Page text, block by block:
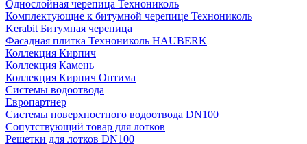
Однослойная черепица Технониколь
Комплектующие к битумной черепице Технониколь
Kerabit Битумная черепица
Фасадная плитка Технониколь HAUBERK
Кол​лекция Кирпич
Кол​лекция Камень
Коллекция Кирпич Оптима
Системы водоотвода
Европартнер
Системы поверхностного водоотвода DN100
Сопутствующий товар для лотков
Решетки для лотков DN100